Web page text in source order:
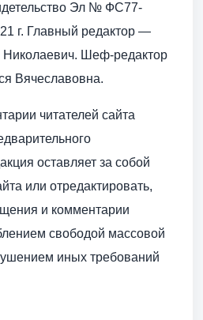
Эл № ФС77-
г. Главный редактор —
Шеф-редактор
Вячеславовна.
читателей сайта
оставляет за собой
или отредактировать,
и комментарии
свободой массовой
иных требований